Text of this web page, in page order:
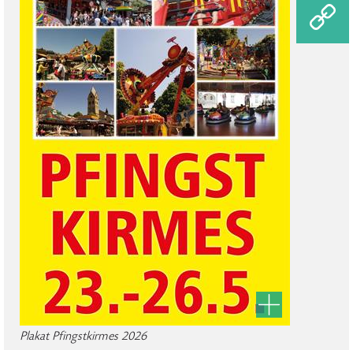
Plakat Pfingstkirmes 2026